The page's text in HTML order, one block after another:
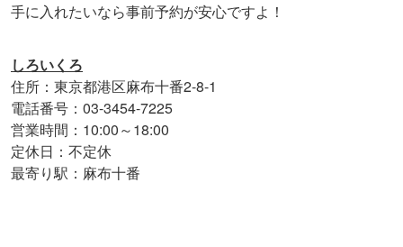
手に入れたいなら事前予約が安心ですよ！
しろいくろ
住所：東京都港区麻布十番2-8-1
電話番号：03-3454-7225
営業時間：10:00～18:00
定休日：不定休
最寄り駅：麻布十番